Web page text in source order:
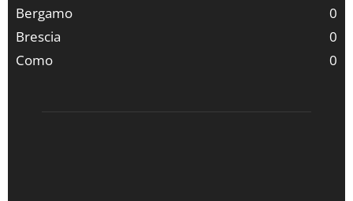
Bergamo
0
Brescia
0
Como
0